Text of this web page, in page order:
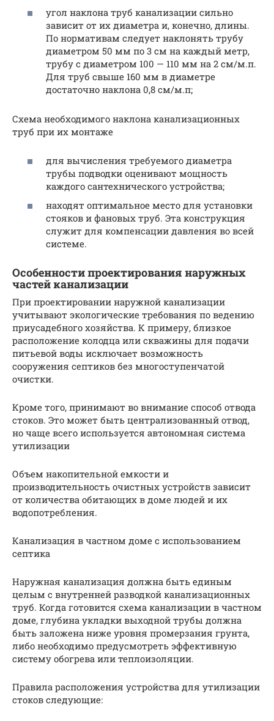
угол наклона труб канализации сильно
зависит от их диаметра и, конечно, длины.
По нормативам следует наклонять трубу
диаметром 50 мм по 3 см на каждый метр,
трубу с диаметром 100 — 110 мм на 2 см/м.п.
Для труб свыше 160 мм в диаметре
достаточно наклона 0,8 см/м.п;
Схема необходимого наклона канализационных
труб при их монтаже
для вычисления требуемого диаметра
трубы подводки оценивают мощность
каждого сантехнического устройства;
находят оптимальное место для установки
стояков и фановых труб. Эта конструкция
служит для компенсации давления во всей
системе.
Особенности проектирования наружных
частей канализации
При проектировании наружной канализации
учитывают экологические требования по ведению
приусадебного хозяйства. К примеру, близкое
расположение колодца или скважины для подачи
питьевой воды исключает возможность
сооружения септиков без многоступенчатой
очистки.
Кроме того, принимают во внимание способ отвода
стоков. Это может быть централизованный отвод,
но чаще всего используется автономная система
утилизации
Объем накопительной емкости и
производительность очистных устройств зависит
от количества обитающих в доме людей и их
водопотребления.
Канализация в частном доме с использованием
септика
Наружная канализация должна быть единым
целым с внутренней разводкой канализационных
труб. Когда готовится схема канализации в частном
доме, глубина укладки выходной трубы должна
быть заложена ниже уровня промерзания грунта,
либо необходимо предусмотреть эффективную
систему обогрева или теплоизоляции.
Правила расположения устройства для утилизации
стоков следующие: